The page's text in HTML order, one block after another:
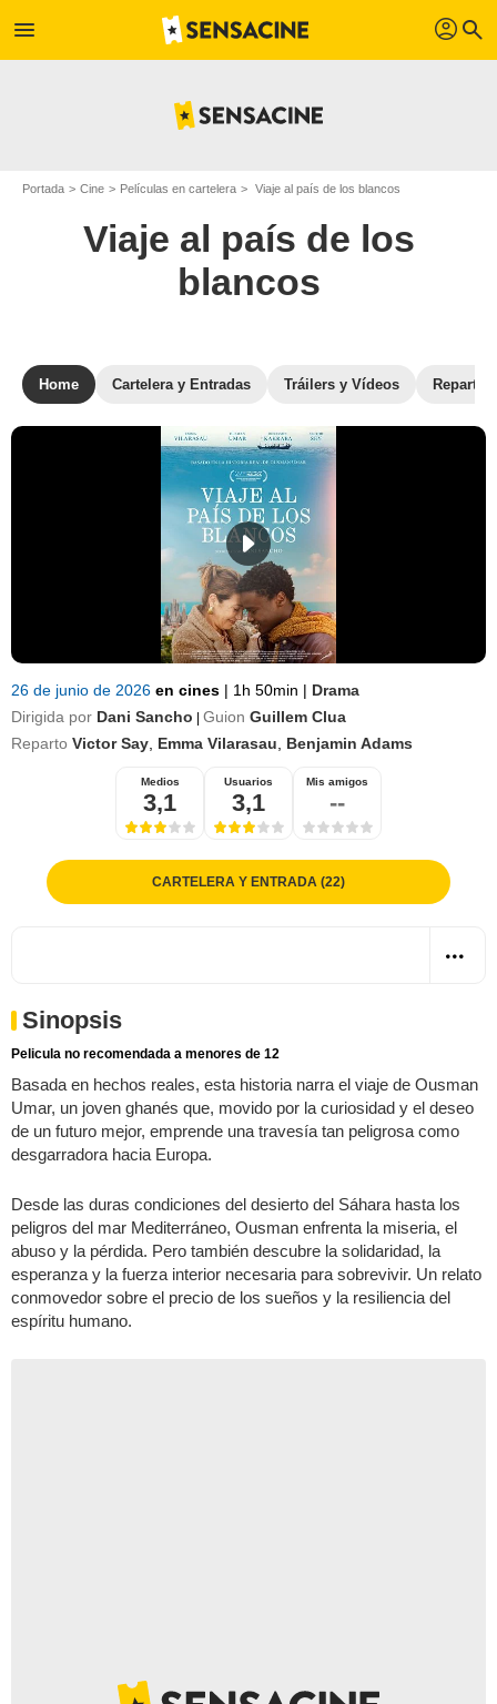
menu profil search
Portada Cine Películas en cartelera Viaje al país de los blancos
Viaje al país de los
blancos
Home Cartelera y Entradas Tráilers y Vídeos Reparto
26 de junio de 2026 en cines | 1h 50min | Drama
Dirigida por Dani Sancho Guion Guillem Clua
Reparto Victor Say Emma Vilarasau Benjamin Adams
Medios
3,1
Usuarios
3,1
Mis amigos
--
CARTELERA Y ENTRADA (22)
Sinopsis
Pelicula no recomendada a menores de 12
Basada en hechos reales, esta historia narra el viaje de Ousman
Umar, un joven ghanés que, movido por la curiosidad y el deseo
de un futuro mejor, emprende una travesía tan peligrosa como
desgarradora hacia Europa.
Desde las duras condiciones del desierto del Sáhara hasta los
peligros del mar Mediterráneo, Ousman enfrenta la miseria, el
abuso y la pérdida. Pero también descubre la solidaridad, la
esperanza y la fuerza interior necesaria para sobrevivir. Un relato
conmovedor sobre el precio de los sueños y la resiliencia del
espíritu humano.